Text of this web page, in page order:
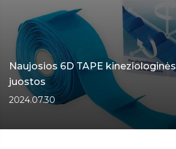
Naujosios 6D TAPE kineziologinės
juostos
2024.07.30